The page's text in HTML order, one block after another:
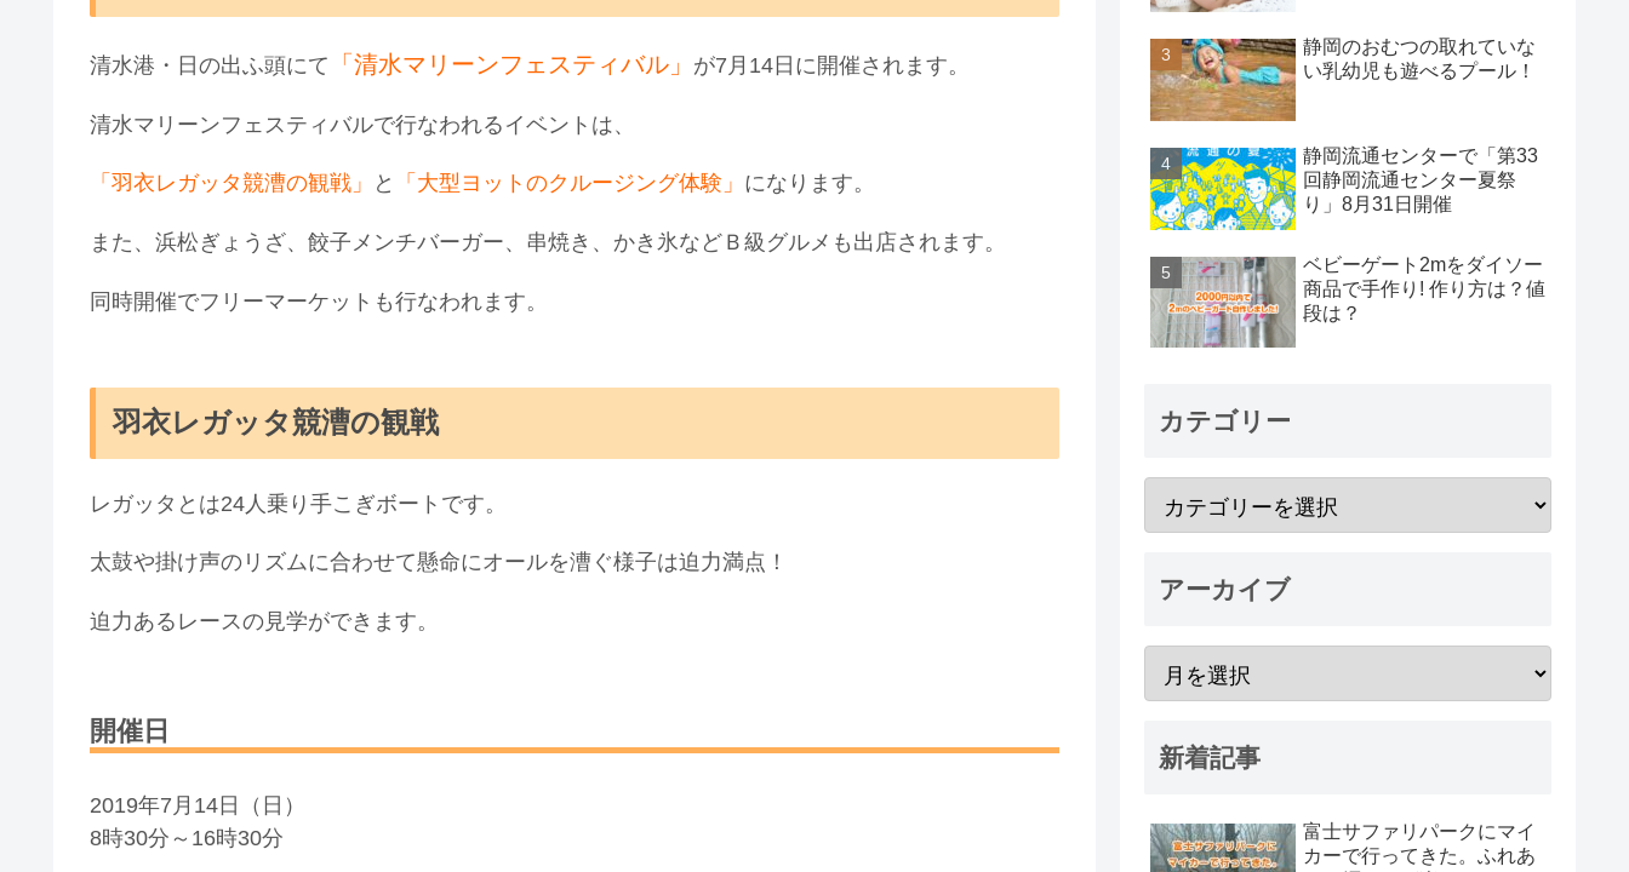
清水港・日の出ふ頭にて 「清水マリーンフェスティバル」 が7月14日に開催されます。
清水マリーンフェスティバルで行なわれるイベントは、
「羽衣レガッタ競漕の観戦」 と 「大型ヨットのクルージング体験」 になります。
また、浜松ぎょうざ、餃子メンチバーガー、串焼き、かき氷などＢ級グルメも出店されます。
同時開催でフリーマーケットも行なわれます。
羽衣レガッタ競漕の観戦
レガッタとは24人乗り手こぎボートです。
太鼓や掛け声のリズムに合わせて懸命にオールを漕ぐ様子は迫力満点！
迫力あるレースの見学ができます。
開催日
2019年7月14日（日）
8時30分～16時30分
静岡のおむつの取れていな
い乳幼児も遊べるプール！
静岡流通センターで「第33
回静岡流通センター夏祭
り」8月31日開催
ベビーゲート2mをダイソー
商品で手作り! 作り方は？値
段は？
カテゴリー
アーカイブ
新着記事
富士サファリパークにマイ
カーで行ってきた。ふれあ